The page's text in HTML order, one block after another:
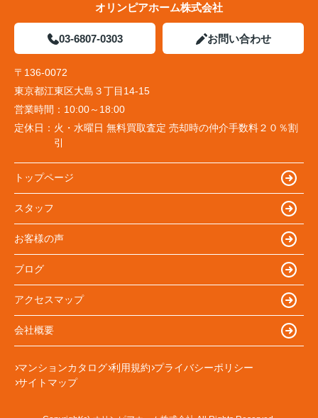
オリンピアホーム株式会社
03-6807-0303 お問い合わせ
〒136-0072
東京都江東区大島３丁目14-15
営業時間： 10:00～18:00
定休日： 火・水曜日 無料買取査定 売却時の仲介手数料２０％割
引
トップページ
スタッフ
お客様の声
ブログ
アクセスマップ
会社概要
マンションカタログ 利用規約 プライバシーポリシー
サイトマップ